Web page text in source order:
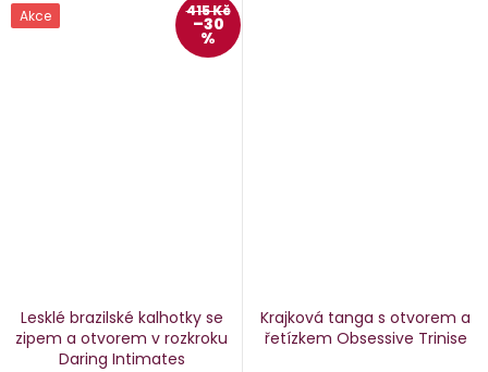
Akce 415 Kč
–30
%
Lesklé brazilské kalhotky se
zipem a otvorem v rozkroku
Daring Intimates
Krajková tanga s otvorem a
řetízkem Obsessive Trinise